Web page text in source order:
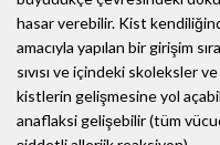
hasar verebilir. Kist
amacıyla yapılan bir girişim
sıvısı ve içindeki skoleksler
kistlerin gelişmesine yol
anaflaksi gelişebilir (tüm